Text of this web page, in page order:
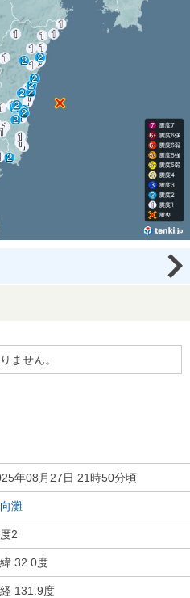
ません。
年08月27日 21時50分頃
灘
2
32.0度
131.9度